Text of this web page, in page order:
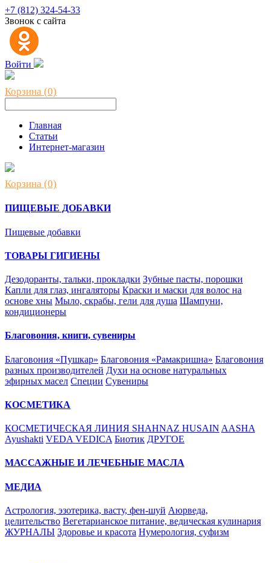
+7 (812) 324-54-33
Звонок с сайта
Войти
Корзина (0)
Главная
Статьи
Интернет-магазин
Корзина (0)
ПИЩЕВЫЕ ДОБАВКИ
Пищевые добавки
ТОВАРЫ ГИГИЕНЫ
Дезодоранты, тальки, прокладки Зубные пасты, порошки
Капли для глаз, ингаляторы Краски и маски для волос на
основе хны Мыло, скрабы, гели для душа Шампуни,
кондиционеры
Благовония, книги, сувениры
Благовония «Пушкар» Благовония «Рамакришна» Благовония
разных производителей Духи на основе натуральных
эфирных масел Специи Сувениры
КОСМЕТИКА
КОСМЕТИЧЕСКАЯ ЛИНИЯ SHAHNAZ HUSAIN AASHA
Ayushakti VEDA VEDICA Биотик ДРУГОЕ
МАССАЖНЫЕ И ЛЕЧЕБНЫЕ МАСЛА
МЕДИА
Астрология, эзотерика, васту, фен-шуй Аюрведа,
целительство Вегетарианское питание, ведическая кулинария
ЖУРНАЛЫ Здоровье и красота Нумерология, суфизм